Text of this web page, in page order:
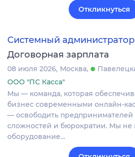
Откликнуться
Системный администратор
Договорная зарплата
08 июля 2026 Москва
ООО "ПС Касса"
Мы — команда, которая
бизнес современными онлайн-
— освободить предпринимателей
сложностей и бюрократии. Мы не
оборудование…